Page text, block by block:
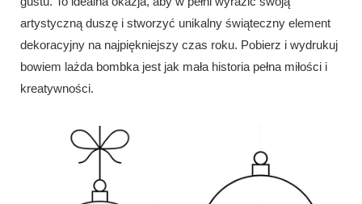
artystyczną duszę i stworzyć unikalny świąteczny element
dekoracyjny na najpiękniejszy czas roku. Pobierz i wydrukuj
bowiem lażda bombka jest jak mała historia pełna miłości i
kreatywności.